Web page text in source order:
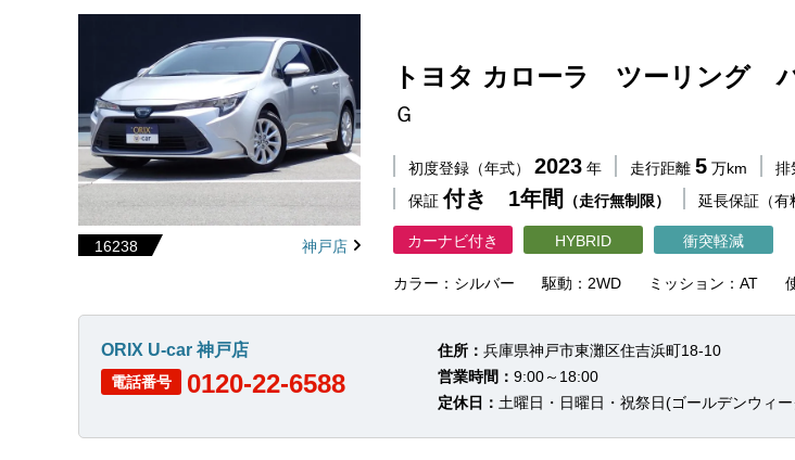
16238 神戸店
トヨタ カローラ ツーリング
Ｇ
初度登録（年式） 2023 年 走行距離 5 万km 排
保証付き 1年間 （走行無制限） 延長保証（有
カーナビ付き HYBRID 衝突軽減
カラー：シルバー 駆動：2WD ミッション：AT
ORIX U-car 神戸店
電話番号 0120-22-6588
住所： 兵庫県神戸市東灘区住吉浜町18-10
営業時間： 9:00～18:00
定休日： 土曜日・日曜日・祝祭日(ゴールデンウィ